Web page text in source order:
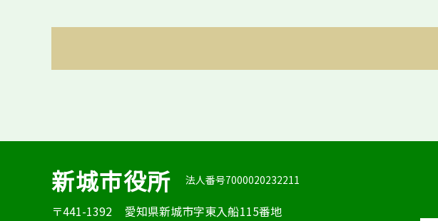
新城市役所 法人番号7000020232211
〒441-1392 愛知県新城市字東入船115番地